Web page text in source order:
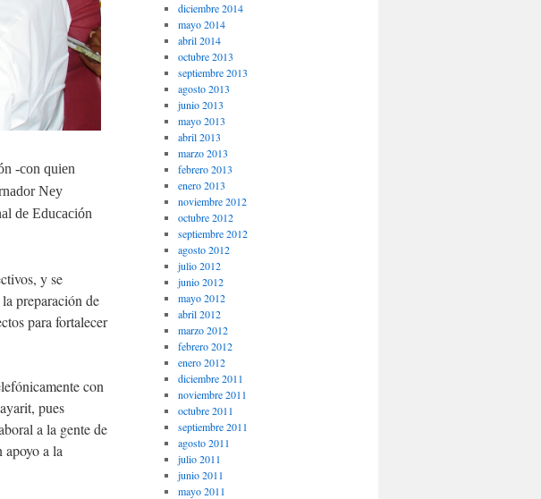
-con quien
Ney
de Educación
y se
preparación de
para fortalecer
con
pues
a la gente de
a la
diciembre 2014
mayo 2014
abril 2014
octubre 2013
septiembre 2013
agosto 2013
junio 2013
mayo 2013
abril 2013
marzo 2013
febrero 2013
enero 2013
noviembre 2012
octubre 2012
septiembre 2012
agosto 2012
julio 2012
junio 2012
mayo 2012
abril 2012
marzo 2012
febrero 2012
enero 2012
diciembre 2011
noviembre 2011
octubre 2011
septiembre 2011
agosto 2011
julio 2011
junio 2011
mayo 2011